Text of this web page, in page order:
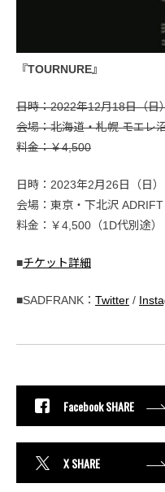
『TOURNURE』
日時：2022年12月18日（日
会場：北海道・札幌 モエレ
料金：￥4,500
日時：2023年2月26日（日
会場：東京・下北沢 ADRIFT
料金：￥4,500（1D代別途）
■チケット詳細
■SADFRANK： Twitter /
Facebook SHARE
X SHARE